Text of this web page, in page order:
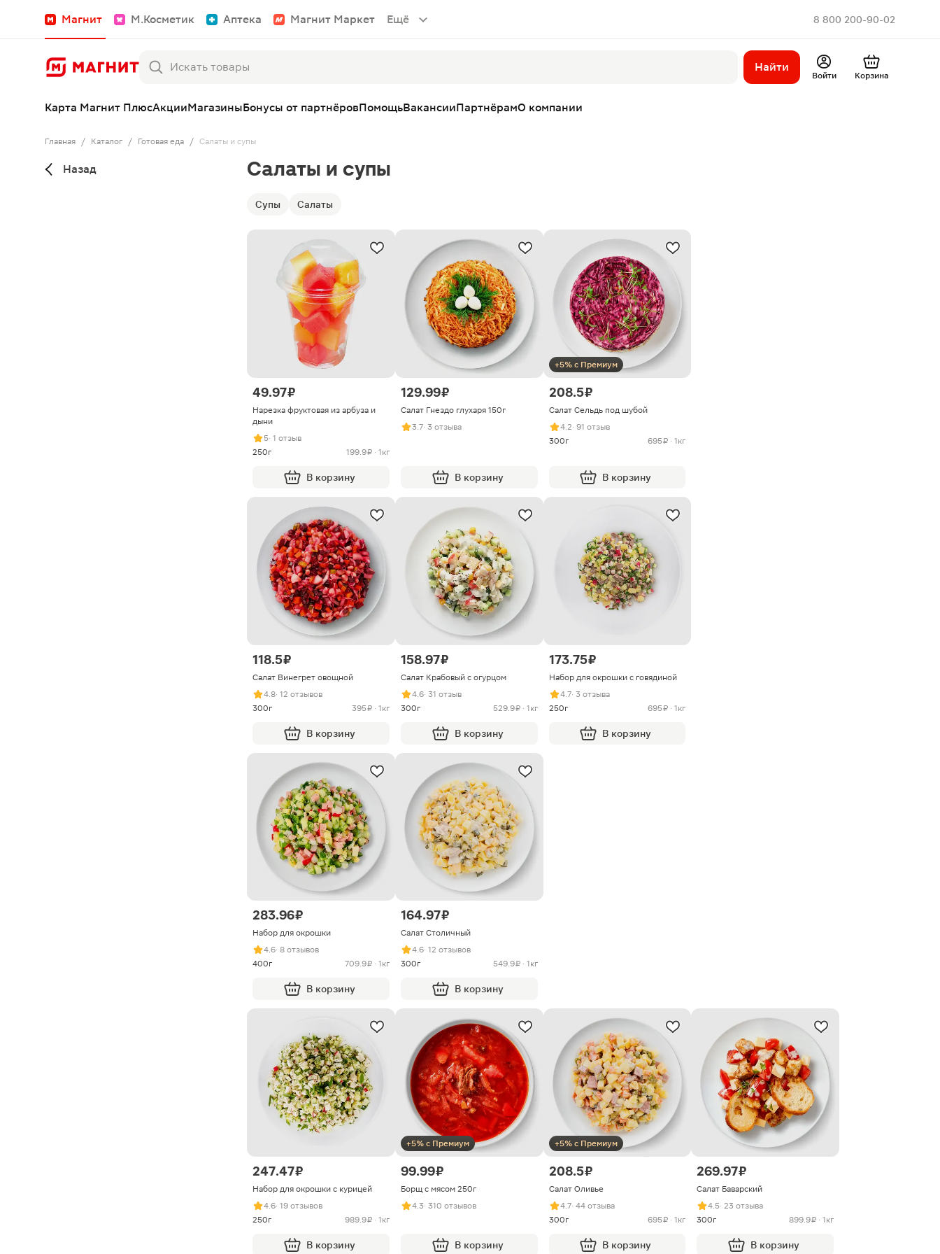
Магнит М.Косметик Аптека Магнит Маркет Ещё 8 800 200-90-02
Найти
Войти Корзина
Карта Магнит ПлюсАкцииМагазиныБонусы от партнёровПомощьВакансииПартнёрамО компании
Главная / Каталог / Готовая еда / Салаты и супы
Назад Салаты и супы
Супы Салаты
49.97 ₽
Нарезка фруктовая из арбуза и
дыни
5· 1 отзыв
250г
199.9 ₽ · 1кг
В корзину
129.99 ₽
Салат Гнездо глухаря 150г
3.7· 3 отзыва
В корзину
+5% с Премиум
208.5 ₽
Салат Сельдь под шубой
4.2· 91 отзыв
300г
695 ₽ · 1кг
В корзину
118.5 ₽
Салат Винегрет овощной
4.8· 12 отзывов
300г
395 ₽ · 1кг
В корзину
158.97 ₽
Салат Крабовый с огурцом
4.6· 31 отзыв
300г
529.9 ₽ · 1кг
В корзину
173.75 ₽
Набор для окрошки с говядиной
4.7· 3 отзыва
250г
695 ₽ · 1кг
В корзину
283.96 ₽
Набор для окрошки
4.6· 8 отзывов
400г
709.9 ₽ · 1кг
В корзину
164.97 ₽
Салат Столичный
4.6· 12 отзывов
300г
549.9 ₽ · 1кг
В корзину
247.47 ₽
Набор для окрошки с курицей
4.6· 19 отзывов
250г
989.9 ₽ · 1кг
В корзину
+5% с Премиум
99.99 ₽
Борщ с мясом 250г
4.3· 310 отзывов
В корзину
+5% с Премиум
208.5 ₽
Салат Оливье
4.7· 44 отзыва
300г
695 ₽ · 1кг
В корзину
269.97 ₽
Салат Баварский
4.5· 23 отзыва
300г
899.9 ₽ · 1кг
В корзину